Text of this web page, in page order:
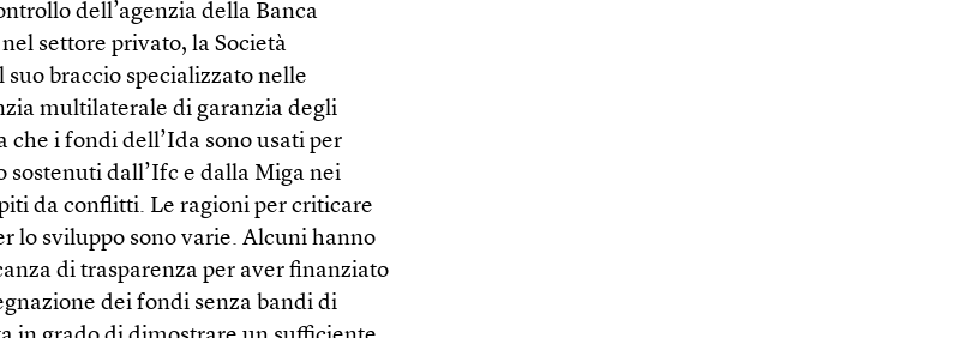
dell’agenzia della Banca
settore privato, la Società
braccio specializzato nelle
multilaterale di garanzia degli
i fondi dell’Ida sono usati per
dall’Ifc e dalla Miga nei
da conflitti. Le ragioni per criticare
lo sviluppo sono varie. Alcuni hanno
di trasparenza per aver finanziato
dei fondi senza bandi di